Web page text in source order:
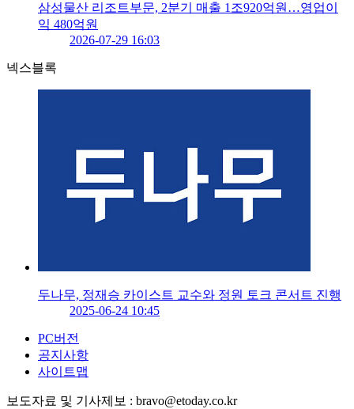
삼성물산 리조트부문, 2분기 매출 1조920억원…영업이
익 480억원
2026-07-29 16:03
넥스블록
두나무, 정재승 카이스트 교수와 정원 토크 콘서트 진행
2025-06-24 10:45
PC버전
공지사항
사이트맵
보도자료 및 기사제보 : bravo@etoday.co.kr